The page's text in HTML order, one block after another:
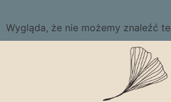
Wygląda, że nie możemy znaleźć